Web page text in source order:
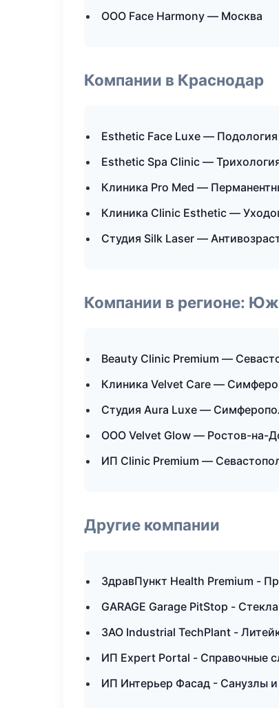
ООО Face Harmony — Москва
Компании в Краснодар
Esthetic Face Luxe — Подология
Esthetic Spa Clinic —
Клиника Pro Med —
Клиника Clinic Esthetic —
Студия Silk Laser —
Компании в регионе:
Beauty Clinic Premium —
Клиника Velvet Care —
Студия Aura Luxe —
ООО Velvet Glow — Ростов-на-
ИП Clinic Premium —
Другие компании
ЗдравПункт Health Premium -
GARAGE Garage PitStop -
ЗАО Industrial TechPlant -
ИП Expert Portal - Справочные
ИП Интерьер Фасад - Санузлы